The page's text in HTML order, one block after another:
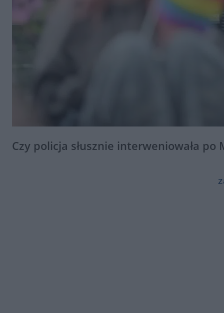
Czy policja słusznie interweniowała po